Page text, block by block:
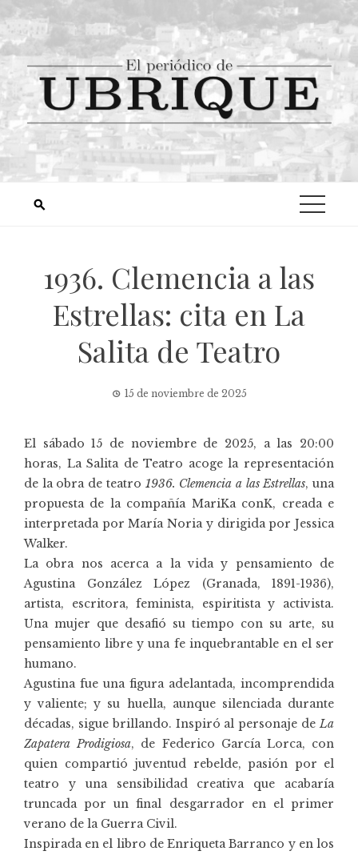
1936. Clemencia a las
Estrellas: cita en La
Salita de Teatro
15 de noviembre de 2025
El sábado 15 de noviembre de 2025, a las 20:00
horas, La Salita de Teatro acoge la representación
de la obra de teatro 1936. Clemencia a las Estrellas, una
propuesta de la compañía MariKa conK, creada e
interpretada por María Noria y dirigida por Jessica
Walker.
La obra nos acerca a la vida y pensamiento de
Agustina González López (Granada, 1891-1936),
artista, escritora, feminista, espiritista y activista.
Una mujer que desafió su tiempo con su arte, su
pensamiento libre y una fe inquebrantable en el ser
humano.
Agustina fue una figura adelantada, incomprendida
y valiente; y su huella, aunque silenciada durante
décadas, sigue brillando. Inspiró al personaje deLa
Zapatera Prodigiosa, de Federico García Lorca, con
quien compartió juventud rebelde, pasión por el
teatro y una sensibilidad creativa que acabaría
truncada por un final desgarrador en el primer
verano de la Guerra Civil.
Inspirada en el libro de Enriqueta Barranco y en los